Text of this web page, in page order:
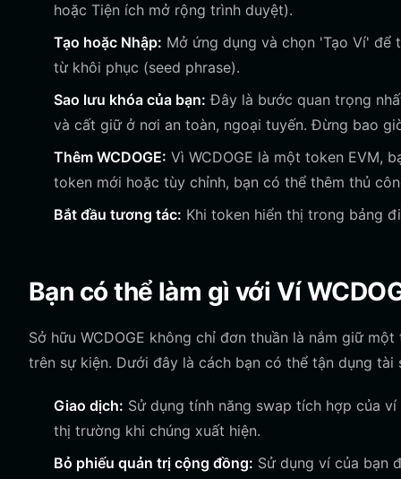
hoặc Tiện ích mở rộng trình duyệt).
Tạo hoặc Nhập: Mở ứng dụng và chọn 'Tạo Ví' để
từ khôi phục (seed phrase).
Sao lưu khóa của bạn: Đây là bước quan trọng
và cất giữ ở nơi an toàn, ngoại tuyến. Đừng bao
Thêm WCDOGE: Vì WCDOGE là một token EVM,
token mới hoặc tùy chỉnh, bạn có thể thêm thủ
Bắt đầu tương tác: Khi token hiển thị trong bảng
Bạn có thể làm gì với Ví
Sở hữu WCDOGE không chỉ đơn thuần là nắm giữ
trên sự kiện. Dưới đây là cách bạn có thể tận dụng tài
Giao dịch: Sử dụng tính năng swap tích hợp của
thị trường khi chúng xuất hiện.
Bỏ phiếu quản trị cộng đồng: Sử dụng ví của bạn